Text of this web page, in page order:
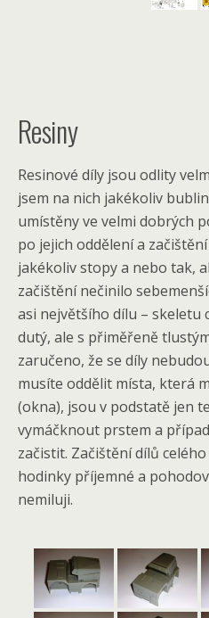
Resiny
Resinové díly jsou odlity
jsem na nich jakékoliv
umístěny ve velmi dobrých
po jejich oddělení a
jakékoliv stopy a nebo tak,
začištění nečinilo
asi největšího dílu – skeletu
dutý, ale s přiměřeně
zaručeno, že se díly
musíte oddělit místa, která
(okna), jsou v podstatě jen
vymáčknout prstem a
začistit. Začištění dílů
hodinky příjemné a
nemiluji.